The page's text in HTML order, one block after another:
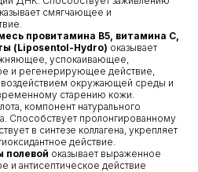
смягчающее и
провитамина В5, витамина C,
(Liposentol-Hydro) оказывает
успокаивающее,
и регенерирующее действие,
воздействием окружающей среды и
старению кожи.
компонент натурального
Способствует пролонгированному
в синтезе коллагена, укрепляет
действие.
полевой оказывает выраженное
и антисептическое действие